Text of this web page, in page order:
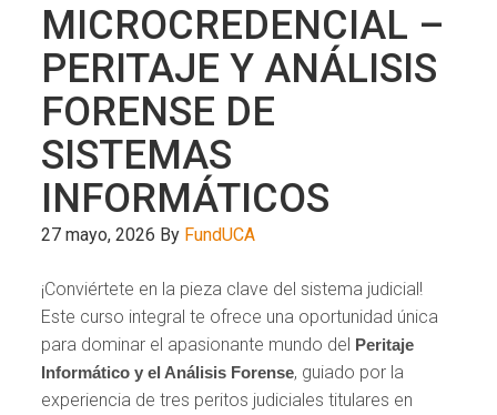
MICROCREDENCIAL –
PERITAJE Y ANÁLISIS
FORENSE DE
SISTEMAS
INFORMÁTICOS
27 mayo, 2026 By FundUCA
¡Conviértete en la pieza clave del sistema judicial!
Este curso integral te ofrece una oportunidad única
para dominar el apasionante mundo del Peritaje
Informático y el Análisis Forense, guiado por la
experiencia de tres peritos judiciales titulares en